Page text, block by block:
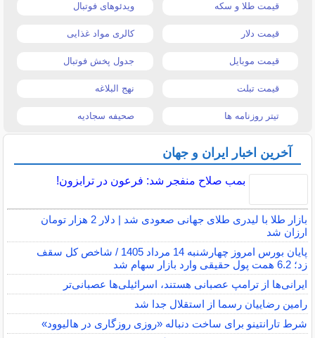
قیمت طلا و سکه ویدئوهای فوتبال
قیمت دلار کالری مواد غذایی
قیمت موبایل جدول پخش فوتبال
قیمت تبلت نهج البلاغه
تیتر روزنامه ها صحیفه سجادیه
آخرین اخبار ایران و جهان
بمب صلاح منفجر شد: فرعون در ترابزون!
بازار طلا با لیدری طلای جهانی صعودی شد | دلار 2 هزار تومان
ارزان شد
پایان بورس امروز چهارشنبه 14 مرداد 1405 / شاخص کل سقف
زد؛ 6.2 همت پول حقیقی وارد بازار سهام شد
ایرانی‌ها از ترامپ عصبانی هستند، اسرائیلی‌ها عصبانی‌تر
رامین رضاییان رسما از استقلال جدا شد
شرط تارانتینو برای ساخت دنباله «روزی روزگاری در هالیوود»